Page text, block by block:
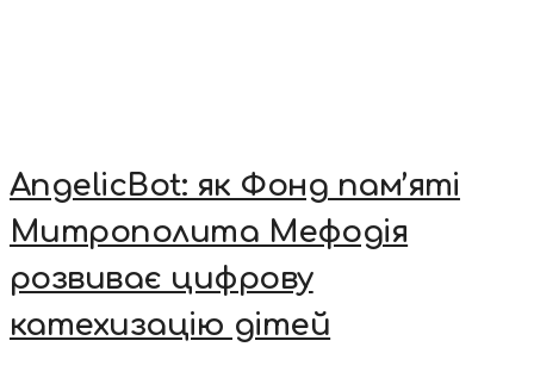
AngelicBot: як Фонд пам’яті
Митрополита Мефодія
розвиває цифрову
катехизацію дітей